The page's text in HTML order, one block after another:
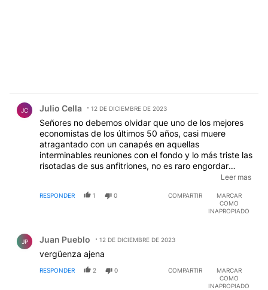
JC Julio Cella 12 DE DICIEMBRE DE 2023
Señores no debemos olvidar que uno de los mejores
economistas de los últimos 50 años, casi muere
atragantado con un canapés en aquellas
interminables reuniones con el fondo y lo más triste las
risotadas de sus anfitriones, no es raro engordar
rápidamente en las reuniones complicadas , con
gaseosas aman de los bocadillos, si creció su cara , su
Leer mas
RESPONDER 1 0 COMPARTIR
MARCAR
COMO
INAPROPIADO
JP Juan Pueblo 12 DE DICIEMBRE DE 2023
vergüenza ajena
RESPONDER 2 0 COMPARTIR
MARCAR
COMO
INAPROPIADO